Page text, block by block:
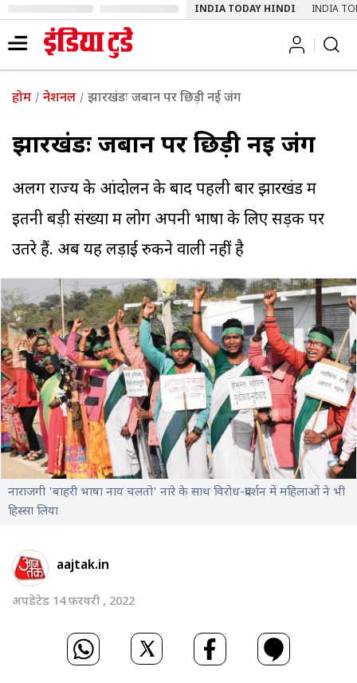
INDIA TODAY HINDI INDIA
होम नेशनल झारखंडः जबान पर छिड़ी नई जंग
झारखंडः जबान पर छिड़ी नई जंग
अलग राज्य के आंदोलन के बाद पहली बार झारखंड में
इतनी बड़ी संख्या में लोग अपनी भाषा के लिए सड़क पर
उतरे हैं. अब यह लड़ाई रुकने वाली नहीं है
नाराजगी 'बाहरी भाषा नाय चलतो' नारे के साथ विरोध-प्रदर्शन में महिलाओं ने भी
हिस्सा लिया
aajtak.in
अपडेटेड 14 फ़रवरी , 2022